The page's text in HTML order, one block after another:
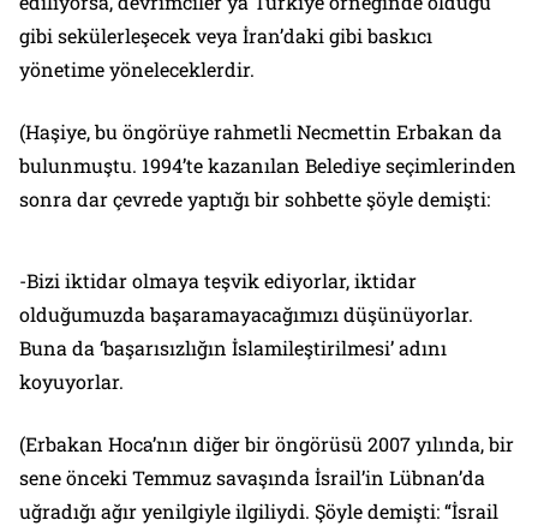
gibi sekülerleşecek veya İran’daki gibi baskıcı
yönetime yöneleceklerdir.
(Haşiye, bu öngörüye rahmetli Necmettin Erbakan da
bulunmuştu. 1994’te kazanılan Belediye seçimlerinden
sonra dar çevrede yaptığı bir sohbette şöyle demişti:
-Bizi iktidar olmaya teşvik ediyorlar, iktidar
olduğumuzda başaramayacağımızı düşünüyorlar.
Buna da ‘başarısızlığın İslamileştirilmesi’ adını
koyuyorlar.
(Erbakan Hoca’nın diğer bir öngörüsü 2007 yılında, bir
sene önceki Temmuz savaşında İsrail’in Lübnan’da
uğradığı ağır yenilgiyle ilgiliydi. Şöyle demişti: “İsrail